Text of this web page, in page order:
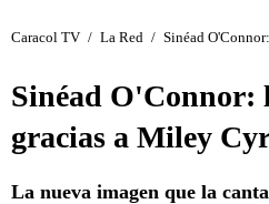
Caracol TV / La Red / Sinéad
Sinéad O'Connor:
gracias a Miley
La nueva imagen que la